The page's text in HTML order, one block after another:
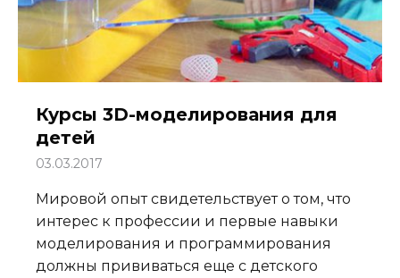
Курсы 3D-моделирования для
детей
03.03.2017
Мировой опыт свидетельствует о том, что
интерес к профессии и первые навыки
моделирования и программирования
должны прививаться еще с детского